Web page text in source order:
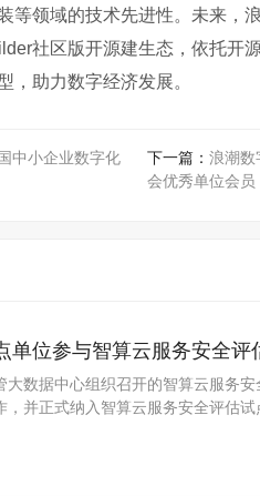
等领域的技术先进性。未来，
社区版开源建生态，依托开
，助力数字经济发展。
中小企业数字化
下一篇： 浪潮数
会优秀单位会员
单位参与智算云服务安全评
数据中心组织召开的智算云服务
，并正式纳入智算云服务安全评估